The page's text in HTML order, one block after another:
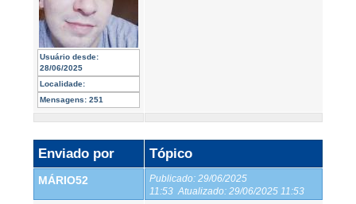
Usuário desde:
28/06/2025
Localidade:
Mensagens: 251
Enviado por Tópico
MÁRIO52 Publicado: 29/06/2025
11:53 Atualizado: 29/06/2025 11:53